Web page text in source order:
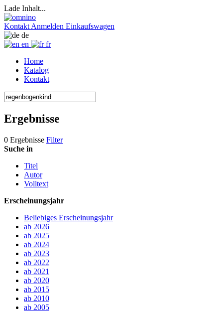
Lade Inhalt...
Kontakt Anmelden Einkaufswagen
de
en
fr
Home
Katalog
Kontakt
Ergebnisse
0 Ergebnisse Filter
Suche in
Titel
Autor
Volltext
Erscheinungsjahr
Beliebiges Erscheinungsjahr
ab 2026
ab 2025
ab 2024
ab 2023
ab 2022
ab 2021
ab 2020
ab 2015
ab 2010
ab 2005